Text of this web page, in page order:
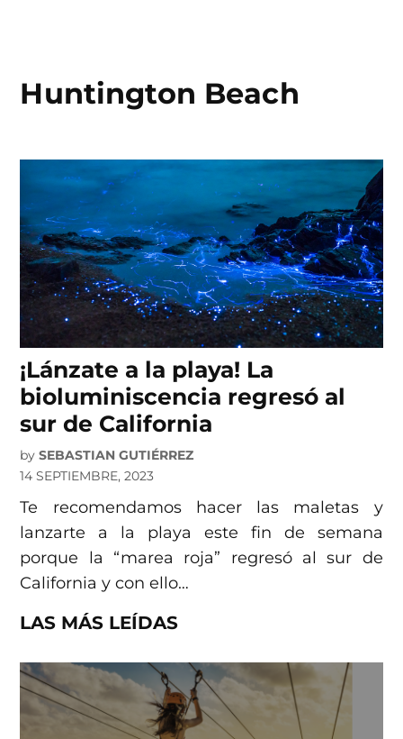
Skip Huntington Beach
¡Lánzate a la playa! La
bioluminiscencia regresó al
sur de California
by SEBASTIAN GUTIÉRREZ
14 SEPTIEMBRE, 2023
Te recomendamos hacer las maletas y
lanzarte a la playa este fin de semana
porque la “marea roja” regresó al sur de
California y con ello…
LAS MÁS LEÍDAS